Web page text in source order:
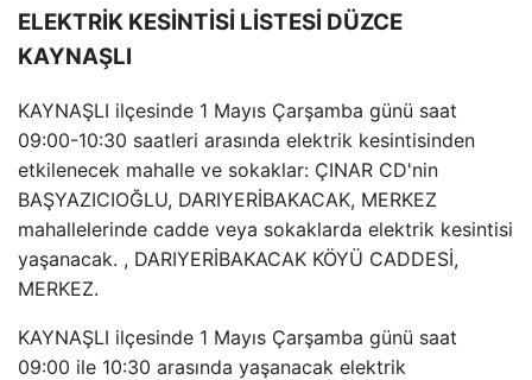
ELEKTRİK KESİNTİSİ LİSTESİ DÜZCE
KAYNAŞLI
KAYNAŞLI ilçesinde 1 Mayıs Çarşamba günü saat
09:00-10:30 saatleri arasında elektrik kesintisinden
etkilenecek mahalle ve sokaklar: ÇINAR CD'nin
BAŞYAZICIOĞLU, DARIYERİBAKACAK, MERKEZ
mahallelerinde cadde veya sokaklarda elektrik kesintisi
yaşanacak. , DARIYERİBAKACAK KÖYÜ CADDESİ,
MERKEZ.
KAYNAŞLI ilçesinde 1 Mayıs Çarşamba günü saat
09:00 ile 10:30 arasında yaşanacak elektrik